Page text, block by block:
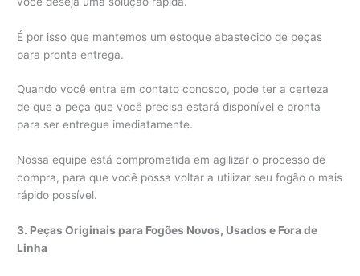
É por isso que mantemos um estoque abastecido de peças
para pronta entrega.
Quando você entra em contato conosco, pode ter a certeza
de que a peça que você precisa estará disponível e pronta
para ser entregue imediatamente.
Nossa equipe está comprometida em agilizar o processo de
compra, para que você possa voltar a utilizar seu fogão o mais
rápido possível.
3. Peças Originais para Fogões Novos, Usados e Fora de
Linha